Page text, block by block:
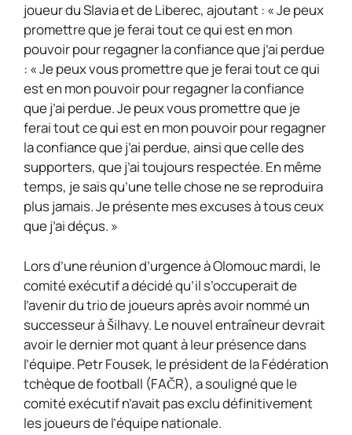
joueur du Slavia et de Liberec, ajoutant : « Je peux
promettre que je ferai tout ce qui est en mon
pouvoir pour regagner la confiance que j’ai perdue
: « Je peux vous promettre que je ferai tout ce qui
est en mon pouvoir pour regagner la confiance
que j’ai perdue. Je peux vous promettre que je
ferai tout ce qui est en mon pouvoir pour regagner
la confiance que j’ai perdue, ainsi que celle des
supporters, que j’ai toujours respectée. En même
temps, je sais qu’une telle chose ne se reproduira
plus jamais. Je présente mes excuses à tous ceux
que j’ai déçus. »
Lors d’une réunion d’urgence à Olomouc mardi, le
comité exécutif a décidé qu’il s’occuperait de
l’avenir du trio de joueurs après avoir nommé un
successeur à Šilhavy. Le nouvel entraîneur devrait
avoir le dernier mot quant à leur présence dans
l’équipe. Petr Fousek, le président de la Fédération
tchèque de football (FAČR), a souligné que le
comité exécutif n’avait pas exclu définitivement
les joueurs de l’équipe nationale.